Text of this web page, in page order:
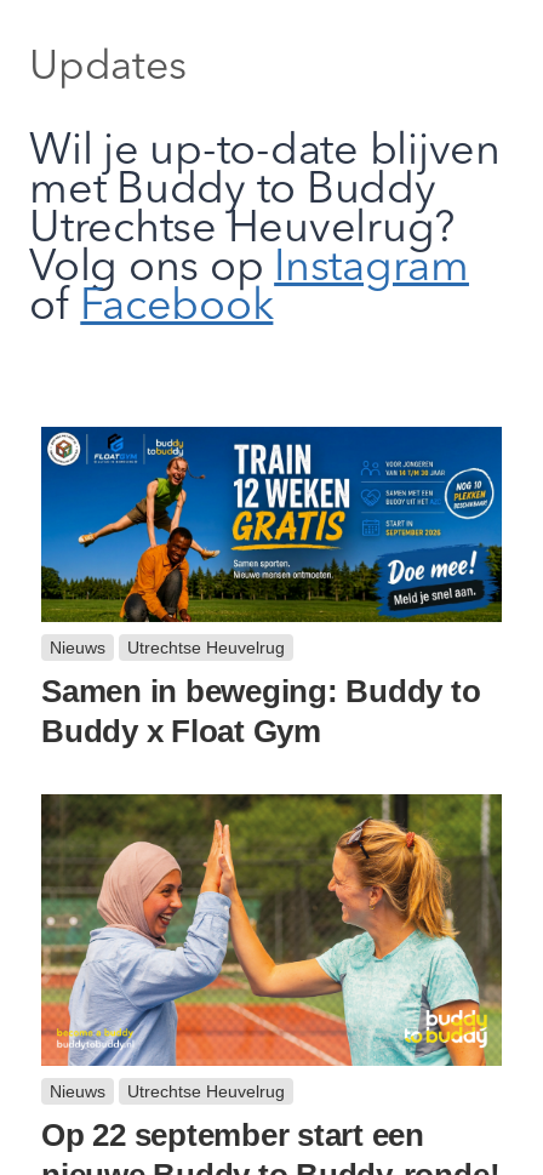
Updates
Wil je up-to-date blijven
met Buddy to Buddy
Utrechtse Heuvelrug?
Volg ons op Instagram
of Facebook
Nieuws Utrechtse Heuvelrug
Samen in beweging: Buddy to
Buddy x Float Gym
Nieuws Utrechtse Heuvelrug
Op 22 september start een